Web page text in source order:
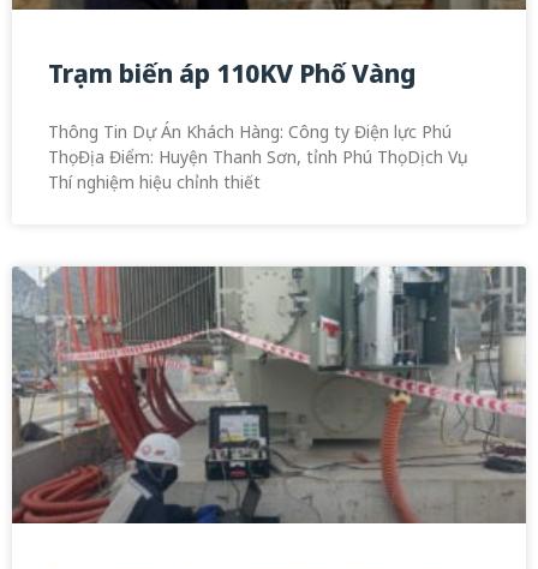
Trạm biến áp 110KV Phố Vàng
Thông Tin Dự Án Khách Hàng: Công ty Điện lực Phú
ThọĐịa Điểm: Huyện Thanh Sơn, tỉnh Phú ThọDịch Vụ:
Thí nghiệm hiệu chỉnh thiết